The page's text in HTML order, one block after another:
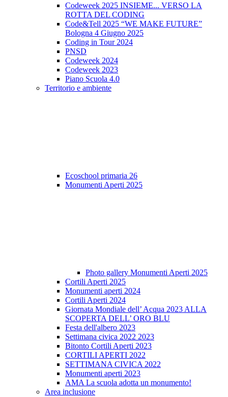
Codeweek 2025 INSIEME... VERSO LA
ROTTA DEL CODING
Code&Tell 2025 “WE MAKE FUTURE”
Bologna 4 Giugno 2025
Coding in Tour 2024
PNSD
Codeweek 2024
Codeweek 2023
Piano Scuola 4.0
Territorio e ambiente
Ecoschool primaria 26
Monumenti Aperti 2025
Photo gallery Monumenti Aperti 2025
Cortili Aperti 2025
Monumenti aperti 2024
Cortili Aperti 2024
Giornata Mondiale dell’ Acqua 2023 ALLA
SCOPERTA DELL’ ORO BLU
Festa dell'albero 2023
Settimana civica 2022 2023
Bitonto Cortili Aperti 2023
CORTILI APERTI 2022
SETTIMANA CIVICA 2022
Monumenti aperti 2023
AMA La scuola adotta un monumento!
Area inclusione